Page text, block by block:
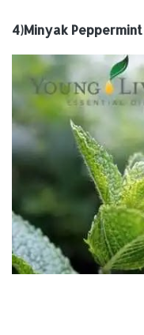
4)Minyak Peppermint